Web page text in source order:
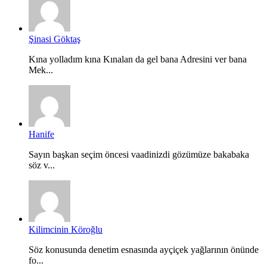
Şinasi Göktaş
Kına yolladım kına Kınalan da gel bana Adresini ver bana
Mek...
Hanife
Sayın başkan seçim öncesi vaadinizdi gözümüze bakabaka
söz v...
Kilimcinin Köroğlu
Söz konusunda denetim esnasında ayçiçek yağlarının önünde
fo...